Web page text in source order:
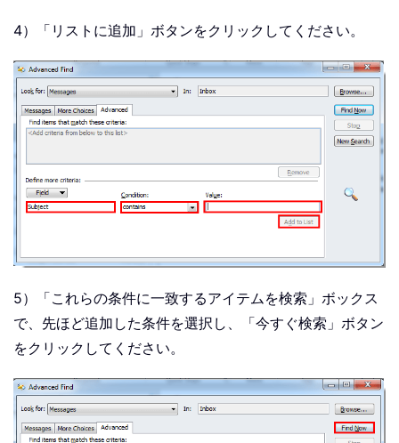
4）「リストに追加」ボタンをクリックしてください。
5）「これらの条件に一致するアイテムを検索」ボックス
で、先ほど追加した条件を選択し、「今すぐ検索」ボタン
をクリックしてください。